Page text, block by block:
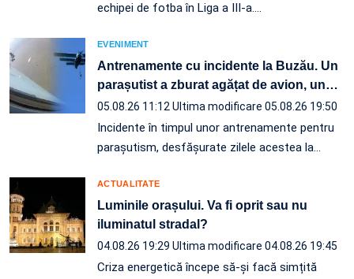
echipei de fotba în Liga a III-a.…
EVENIMENT
Antrenamente cu incidente la Buzău. Un
parașutist a zburat agățat de avion, un…
05.08.26 11:12Ultima modificare 05.08.26 19:50
Incidente în timpul unor antrenamente pentru
parașutism, desfășurate zilele acestea la…
ACTUALITATE
Luminile orașului. Va fi oprit sau nu
iluminatul stradal?
04.08.26 19:29 Ultima modificare 04.08.26 19:45
Criza energetică începe să-și facă simțită